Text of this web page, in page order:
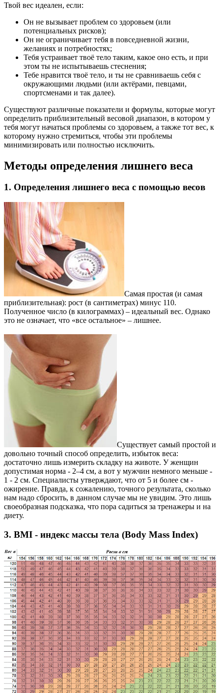
Твой вес идеален, если:
Он не вызывает проблем со здоровьем (или
потенциальных рисков);
Он не ограничивает тебя в повседневной жизни,
желаниях и потребностях;
Тебя устраивает твоё тело таким, какое оно есть, и при
этом ты не испытываешь стеснения;
Тебе нравится твоё тело, и ты не сравниваешь себя с
окружающими людьми (или актёрами, певцами,
спортсменами и так далее).
Существуют различные показатели и формулы, которые могут
определить приблизительный весовой диапазон, в котором у
тебя могут начаться проблемы со здоровьем, а также тот вес, к
которому нужно стремиться, чтобы эти проблемы
минимизировать или полностью исключить.
Методы определения лишнего веса
1. Определения лишнего веса с помощью весов
Самая простая (и самая
приблизительная): рост (в сантиметрах) минус 110.
Полученное число (в килограммах) – идеальный вес. Однако
это не означает, что «все остальное» – лишнее.
Существует самый простой и
довольно точный способ определить, избыток веса:
достаточно лишь измерить складку на животе. У женщин
допустимая норма - 2–4 см, а вот у мужчин немного меньше -
1 - 2 см. Специалисты утверждают, что от 5 и более см -
ожирение. Правда, к сожалению, точного результата, сколько
нам надо сбросить, в данном случае мы не увидим. Это лишь
своеобразная подсказка, что пора садиться за тренажеры и на
диету.
3. BMI - индекс массы тела (Body Mass Index)